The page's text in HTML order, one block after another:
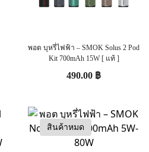
พอต บุหรี่ไฟฟ้า – SMOK Solus 2 Pod
Kit 700mAh 15W [ แท้ ]
490.00 ฿
สินค้าหมด